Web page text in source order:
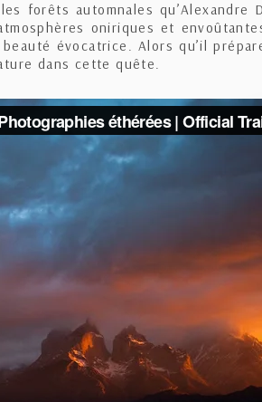
forêts automnales qu’Alexandre
oniriques et
évocatrice. Alors qu’il
dans cette quête.